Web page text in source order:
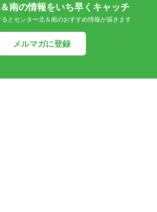
南の情報をいち早くキャッチ
るとセンター北＆南のおすすめ情報が届きます
メルマガに登録